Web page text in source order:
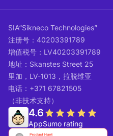
SIA“Sikneco Technologies”
注册号：40203391789
增值税号：LV40203391789
地址：Skanstes Street 25
里加，LV-1013，拉脱维亚
电话：+371 67821505
（非技术支持）
4.6
AppSumo rating